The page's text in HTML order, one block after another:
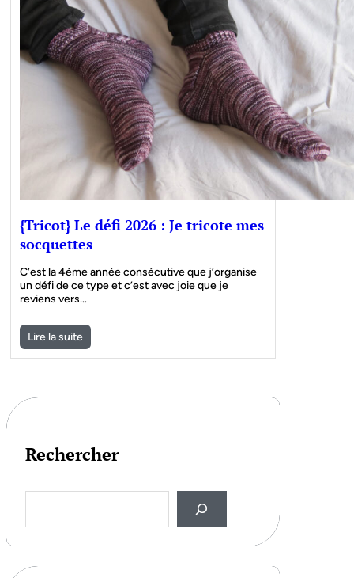
{Tricot} Le défi 2026 : Je tricote mes
socquettes
C’est la 4ème année consécutive que j’organise
un défi de ce type et c’est avec joie que je
reviens vers…
Lire la suite
Rechercher
a
h